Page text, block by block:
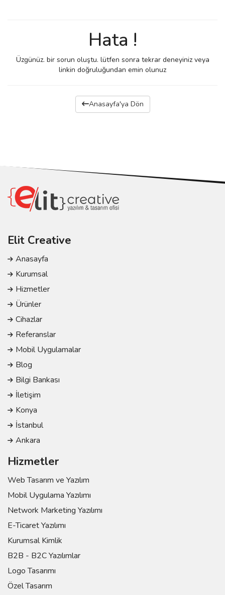
Hata !
Üzgünüz. bir sorun oluştu. lütfen sonra tekrar deneyiniz veya
linkin doğruluğundan emin olunuz
Anasayfa'ya Dön
Elit Creative
Anasayfa
Kurumsal
Hizmetler
Ürünler
Cihazlar
Referanslar
Mobil Uygulamalar
Blog
Bilgi Bankası
İletişim
Konya
İstanbul
Ankara
Hizmetler
Web Tasarım ve Yazılım
Mobil Uygulama Yazılımı
Network Marketing Yazılımı
E-Ticaret Yazılımı
Kurumsal Kimlik
B2B - B2C Yazılımlar
Logo Tasarımı
Özel Tasarım